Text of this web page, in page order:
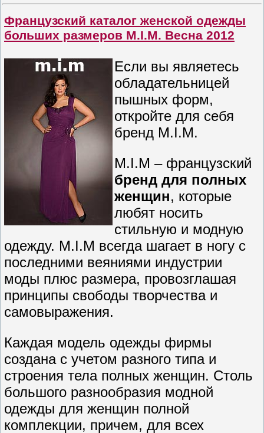
Французский каталог женской одежды
больших размеров M.I.M. Весна 2012
Если вы являетесь
обладательницей
пышных форм,
откройте для себя
бренд M.I.M.
M.I.M – французский
бренд для полных
женщин, которые
любят носить
стильную и модную
одежду. M.I.M всегда шагает в ногу с
последними веяниями индустрии
моды плюс размера, провозглашая
принципы свободы творчества и
самовыражения.
Каждая модель одежды фирмы
создана с учетом разного типа и
строения тела полных женщин. Столь
большого разнообразия модной
одежды для женщин полной
комплекции, причем, для всех